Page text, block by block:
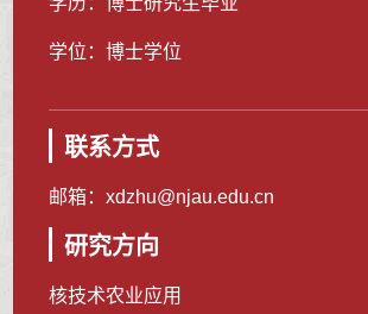
学位：博士学位
联系方式
邮箱：xdzhu@njau.edu.cn
研究方向
核技术农业应用